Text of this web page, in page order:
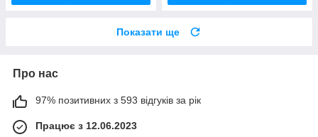
Показати ще
Про нас
97% позитивних з 593 відгуків за рік
Працює з 12.06.2023